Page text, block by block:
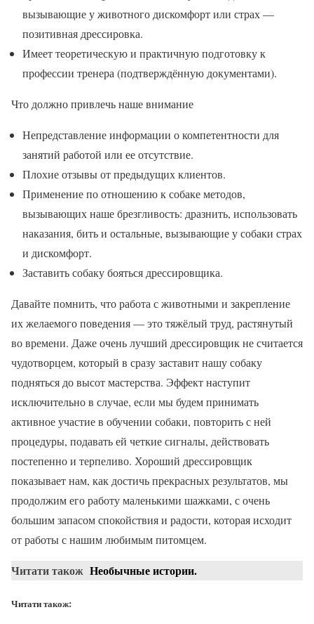
вызывающие у животного дискомфорт или страх —
позитивная дрессировка.
Имеет теоретическую и практичную подготовку к
профессии тренера (подтверждённую документами).
Что должно привлечь наше внимание
Непредставление информации о компетентности для
занятий работой или ее отсутствие.
Плохие отзывы от предыдущих клиентов.
Применение по отношению к собаке методов,
вызывающих наше брезгливость: дразнить, использовать
наказания, бить и остальные, вызывающие у собаки страх
и дискомфорт.
Заставить собаку бояться дрессировщика.
Давайте помнить, что работа с животными и закрепление
их желаемого поведения — это тяжёлый труд, растянутый
во времени. Даже очень лучший дрессировщик не считается
чудотворцем, который в сразу заставит нашу собаку
подняться до высот мастерства. Эффект наступит
исключительно в случае, если мы будем принимать
активное участие в обучении собаки, повторить с ней
процедуры, подавать ей четкие сигналы, действовать
постепенно и терпеливо. Хороший дрессировщик
показывает нам, как достичь прекрасных результатов, мы
продолжим его работу маленькими шажками, с очень
большим запасом спокойствия и радости, которая исходит
от работы с нашим любимым питомцем.
Читати також Необычные истории.
Читати також: